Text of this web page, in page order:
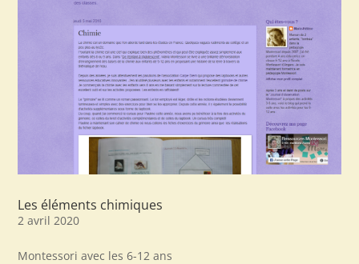
Les éléments chimiques
2 avril 2020
Montessori avec les 6-12 ans